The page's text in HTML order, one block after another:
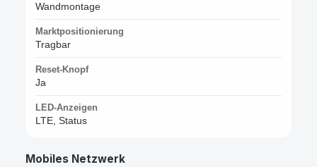
Wandmontage
Marktpositionierung
Tragbar
Reset-Knopf
Ja
LED-Anzeigen
LTE, Status
Mobiles Netzwerk